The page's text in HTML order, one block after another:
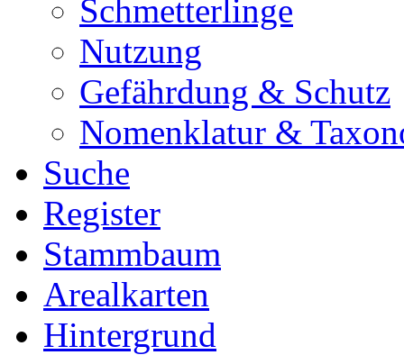
Schmetterlinge
Nutzung
Gefährdung & Schutz
Nomenklatur &
Suche
Register
Stammbaum
Arealkarten
Hintergrund